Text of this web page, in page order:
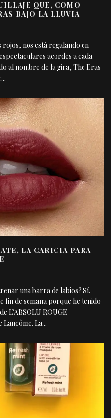
QUE, COMO
BAJO LA LLUVIA
nos está regalando en
acordes a cada
al nombre de la gira, The Eras
...
LA CARICIA PARA
una barra de labios? Sí.
fin de semana porque he tenido
L’ABSOLU ROUGE
Lancôme. La...